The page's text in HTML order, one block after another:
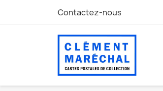
Contactez-nous